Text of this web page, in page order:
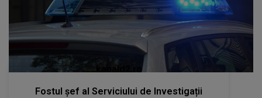
kanald2.ro
Fostul șef al Serviciului de Investigații